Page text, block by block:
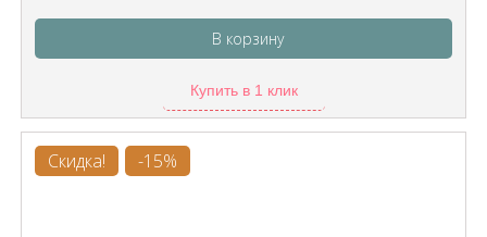
В корзину
Купить в 1 клик
Скидка! -15%